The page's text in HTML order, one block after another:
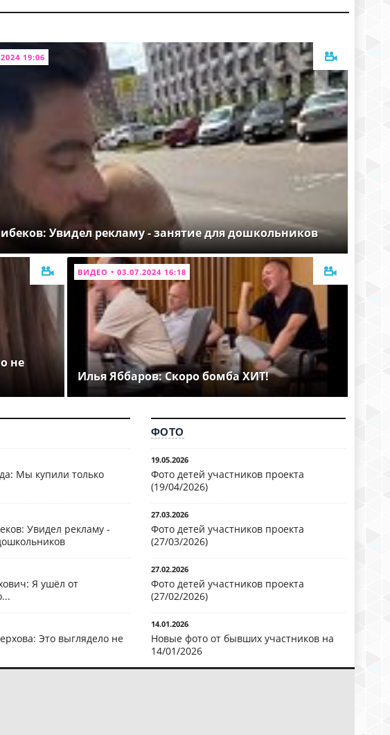
19:06
Увидел рекламу - занятие для дошкольников
не
ВИДЕО • 03.07.2024 16:18
Илья Яббаров: Скоро бомба ХИТ!
Мы купили только
Увидел рекламу -
Я ушёл от
Это выглядело не
ФОТО
19.05.2026
Фото детей участников проекта
(19/04/2026)
27.03.2026
Фото детей участников проекта
(27/03/2026)
27.02.2026
Фото детей участников проекта
(27/02/2026)
14.01.2026
Новые фото от бывших участников на
14/01/2026